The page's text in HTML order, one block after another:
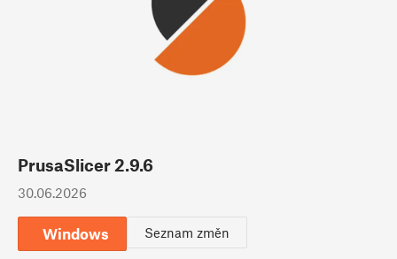
PrusaSlicer 2.9.6
30.06.2026
Windows Seznam změn